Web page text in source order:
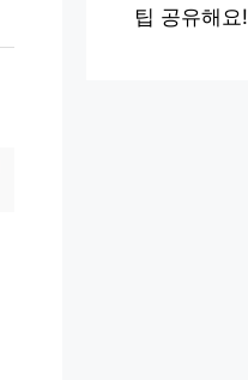
팁 공유해요!